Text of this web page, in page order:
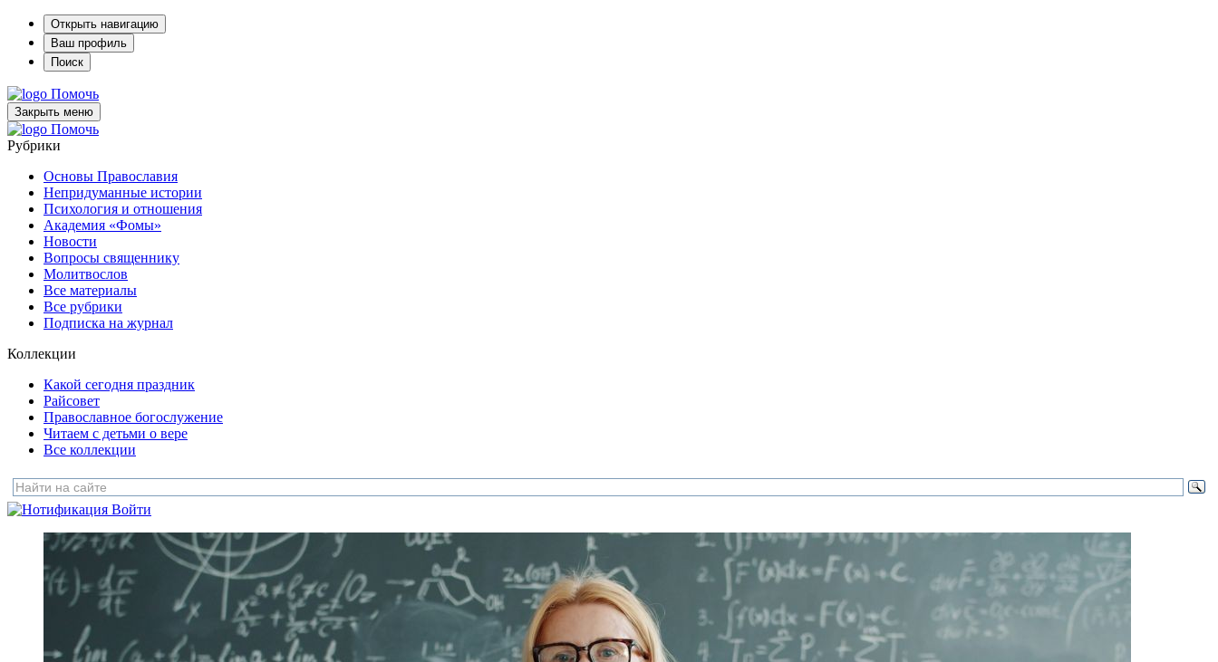
Открыть навигацию
Ваш профиль
Поиск
Помочь
Закрыть меню
Помочь
Рубрики
Основы Православия
Непридуманные истории
Психология и отношения
Академия «Фомы»
Новости
Вопросы священнику
Молитвослов
Все материалы
Все рубрики
Подписка на журнал
Коллекции
Какой сегодня праздник
Райсовет
Православное богослужение
Читаем с детьми о вере
Все коллекции
Войти